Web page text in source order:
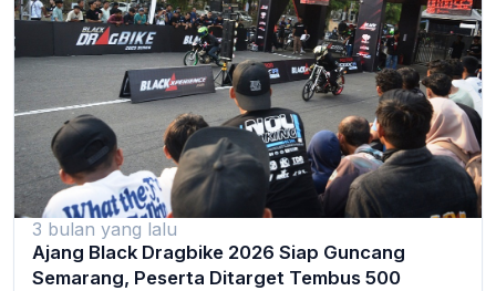
3 bulan yang lalu
Ajang Black Dragbike 2026 Siap Guncang
Semarang, Peserta Ditarget Tembus 500